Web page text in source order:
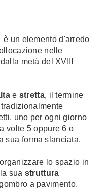
è un elemento d'arredo
nelle
metà del XVIII
e stretta, il termine
uno per ogni giorno
volte 5 oppure 6 o
sua forma slanciata.
lo spazio in
sua struttura
a pavimento.